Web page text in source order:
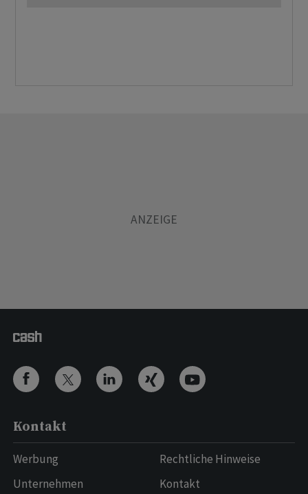
Kontakt
Werbung
Unternehmen
Rechtliche Hinweise
Kontakt